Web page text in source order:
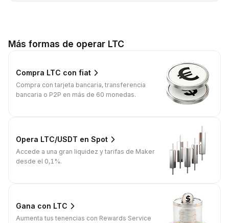
Más formas de operar LTC
Compra LTC con fiat
Compra con tarjeta bancaria, transferencia
bancaria o P2P en más de 60 monedas.
Opera LTC/USDT en Spot
Accede a una gran liquidez y tarifas de Maker
desde el 0,1%.
Gana con LTC
Aumenta tus tenencias con Rewards Service